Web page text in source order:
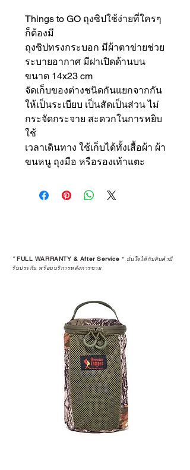
Things to GO ถุงซิปใช้ง่ายที่ใครๆ
ก็ต้องมี
ถุงซิปทรงกระบอก มีผ้าตาข่ายช่วย
ระบายอากาศ มีฝาเปิดด้านบน
ขนาด 14x23 cm
จัดเก็บของต่างชนิดกันแยกจากกัน
ให้เป็นระเบียบ เป็นสัดเป็นส่วน ไม่
กระจัดกระจาย สะดวกในการหยิบ
ใช้
เวลาเดินทาง ใช้เก็บได้ทั้งเสื้อผ้า ผ้า
ขนหนู ถุงมือ หรือรองเท้าแตะ
*FULL WARRANTY & After Service * มั่นใจได้กับสินค้ามี
รับประกัน พร้อมบริการหลังการขาย